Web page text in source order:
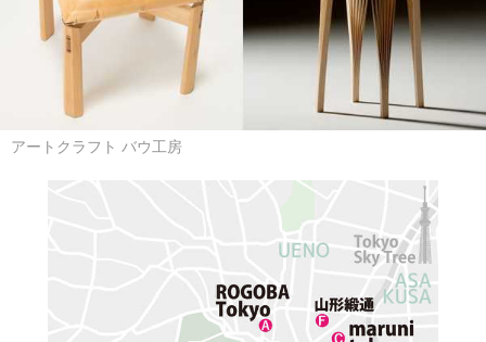
アートクラフト バウ工房